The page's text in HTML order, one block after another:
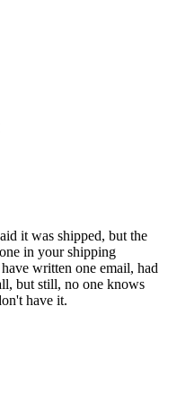
it was shipped, but the
in your shipping
written one email, had
but still, no one knows
have it.